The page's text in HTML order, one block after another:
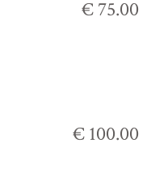
€ 75.00
€ 100.00